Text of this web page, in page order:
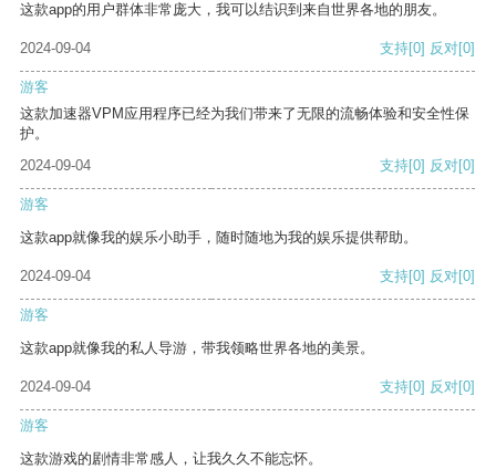
这款app的用户群体非常庞大，我可以结识到来自世界各地的朋友。
2024-09-04 支持[0] 反对[0]
游客
这款加速器VPM应用程序已经为我们带来了无限的流畅体验和安全性保
护。
2024-09-04
支持[0] 反对[0]
游客
这款app就像我的娱乐小助手，随时随地为我的娱乐提供帮助。
2024-09-04 支持[0] 反对[0]
游客
这款app就像我的私人导游，带我领略世界各地的美景。
2024-09-04 支持[0] 反对[0]
游客
这款游戏的剧情非常感人，让我久久不能忘怀。